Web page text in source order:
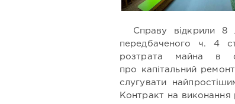
Справу відкрили 8
передбаченого ч. 4
розтрата майна в
про капітальний
слугувати
Контракт на